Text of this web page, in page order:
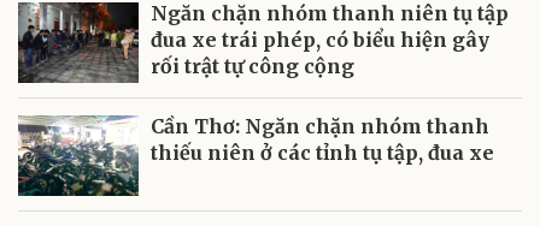
Ngăn chặn nhóm thanh niên tụ tập
đua xe trái phép, có biểu hiện gây
rối trật tự công cộng
Cần Thơ: Ngăn chặn nhóm thanh
thiếu niên ở các tỉnh tụ tập, đua xe